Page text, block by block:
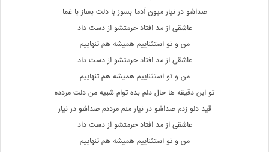
صداشو در نیار میون آدما بسوز با دلت بساز با غما
عاشقی از مد افتاد حرمتشو از دست داد
من و تو استثناییم همیشه هم تنهاییم
عاشقی از مد افتاد حرمتشو از دست داد
من و تو استثناییم همیشه هم تنهاییم
تو این دقیقه ها حال دلم بده توام شبیه من دلت مردده
قید دلو زدم صداشو در نیار منم مرددم صداشو در نیار
عاشقی از مد افتاد حرمتشو از دست داد
من و تو استثناییم همیشه هم تنهاییم